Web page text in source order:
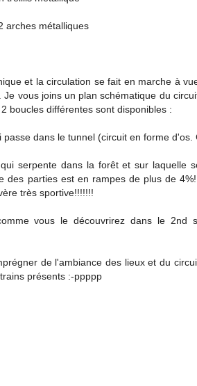
arches métalliques
et la circulation se fait en marche à
Je vous joins un plan schématique du
boucles différentes sont disponibles :
dans le tunnel (circuit en forme d'os.
serpente dans la forêt et sur laquelle
des parties est en rampes de plus de
très sportive!!!!!!!
vous le découvrirez dans le 2nd
de l'ambiance des lieux et du
présents :-ppppp